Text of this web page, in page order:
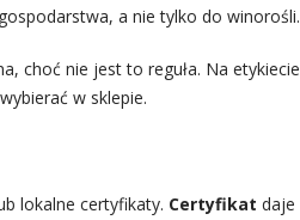
a nie tylko do winorośli.
choć nie jest to reguła. Na etykiecie
w sklepie.
lokalne certyfikaty. Certyfikat daje